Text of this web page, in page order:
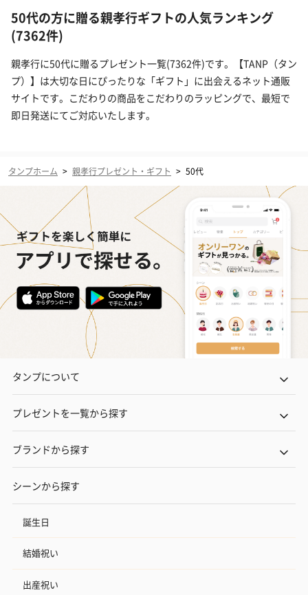
50代の方に贈る親孝行ギフトの人気ランキング
(7362件)
親孝行に50代に贈るプレゼント一覧(7362件)です。【TANP（タン
プ）】は大切な日にぴったりな「ギフト」に出会えるネット通販
サイトです。こだわりの商品をこだわりのラッピングで、最短で
即日発送にてご対応いたします。
タンプホーム > 親孝行プレゼント・ギフト > 50代
タンプについて
プレゼントを一覧から探す
ブランドから探す
シーンから探す
誕生日
結婚祝い
出産祝い